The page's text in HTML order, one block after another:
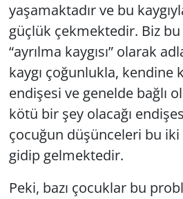
yaşamaktadır ve bu
güçlük çekmektedir. Biz bu
“ayrılma kaygısı” olarak
kaygı çoğunlukla, kendine
endişesi ve genelde bağlı
kötü bir şey olacağı
çocuğun düşünceleri bu iki
gidip gelmektedir.
Peki, bazı çocuklar bu